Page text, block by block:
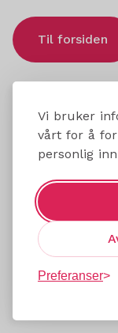
Vi bruker
vårt for å
personlig
Preferanser
Til forsiden